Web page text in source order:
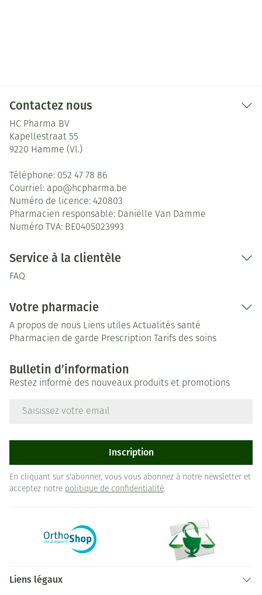
Contactez nous
HC Pharma BV
Kapellestraat 55
9220 Hamme (Vl.)
Téléphone: 052 47 78 86
Courriel: apo@hcpharma.be
Numéro de licence: 420803
Pharmacien responsable: Daniëlle Van Damme
Numéro TVA: BE0405023993
Service à la clientèle
FAQ
Votre pharmacie
A propos de nous Liens utiles Actualités santé
Pharmacien de garde Prescription Tarifs des soins
Bulletin d’information
Restez informé des nouveaux produits et promotions
Inscription
En cliquant sur s'abonner, vous vous abonnez à notre newsletter et
acceptez notre politique de confidentialité.
Liens légaux